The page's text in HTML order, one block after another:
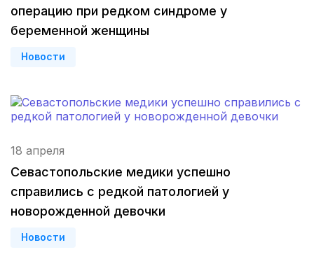
операцию при редком синдроме у
беременной женщины
Новости
18 апреля
Севастопольские медики успешно
справились с редкой патологией у
новорожденной девочки
Новости
Иваново(2 роддома)
Улан-Удэ
Великий Новгород
Комсомольск-на-Амуре(2 роддома)